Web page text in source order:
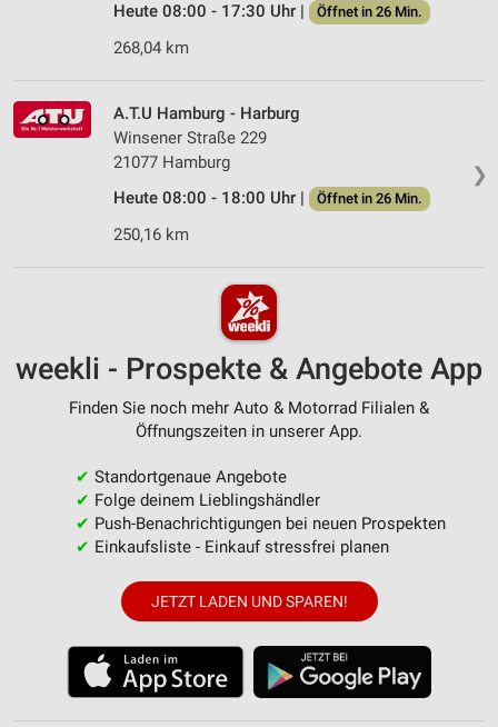
Heute 08:00 - 17:30 Uhr |
Öffnet in 26 Min.
268,04 km
❯
A.T.U Hamburg - Harburg
Winsener Straße 229
21077 Hamburg
Heute 08:00 - 18:00 Uhr |
Öffnet in 26 Min.
250,16 km
weekli - Prospekte & Angebote App
Finden Sie noch mehr Auto & Motorrad Filialen &
Öffnungszeiten in unserer App.
✔ Standortgenaue Angebote
✔ Folge deinem Lieblingshändler
✔ Push-Benachrichtigungen bei neuen Prospekten
✔ Einkaufsliste - Einkauf stressfrei planen
JETZT LADEN UND SPAREN!